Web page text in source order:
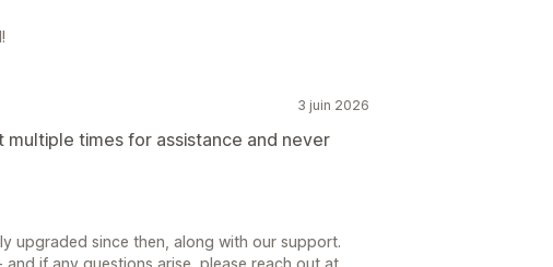
3 juin 2026
multiple times for assistance and never
upgraded since then, along with our support.
if any questions arise, please reach out at